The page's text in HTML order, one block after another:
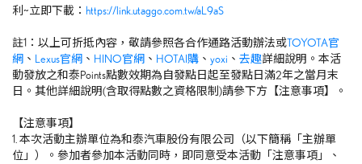
利~立即下載： https://link.utaggo.com.tw/aL9aS
註1：以上可折抵內容，敬請參照各合作通路活動辦法或TOYOTA官
網 、 Lexus官網 、 HINO官網 、 HOTAI購 、 yoxi 、 去趣詳細說明。本活
動發放之和泰Points點數效期為自發點日起至發點日滿2年之當月末
日。其他詳細說明(含取得點數之資格限制)請參下方【注意事項】。
【注意事項】
1. 本次活動主辦單位為和泰汽車股份有限公司（以下簡稱「主辦單
位」）。參加者參加本活動同時，即同意受本活動「注意事項」、